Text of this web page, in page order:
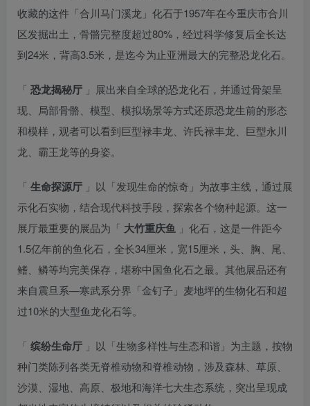
收藏的这件「合川马门溪龙」化石于1957年在今重庆市合川
区发掘出土，骨骼完整度超过80%，经过科学修复后全长达
到24米，背高3.5米，是迄今为止亚洲最大的完整恐龙化石。
「 恐龙揭秘厅 」展出来自全球的恐龙化石，并通过骨架呈
现、局部骨骼、模型、模拟场景等方式还原恐龙生前的形态
和模样，观者可以看到巨型禄丰龙、许氏禄丰龙、巨型永川
龙、霸王龙等的身姿。
「 生命探源厅 」以「发现生命的惊奇」为故事主线，通过展
示化石实物，结合现代科技手段，探索各个物种起源。这一
展厅最重要的展品为「 大竹重庆鱼 」化石，这是一件距今
1.5亿年前的鱼化石，全长34厘米，宽15厘米，头、胸、尾、
鳍、鳞等均完美保存，堪称中国鱼化石之最。其他展品还有
来自震旦系—寒武系分界「金钉子」麦地坪的生物化石和超
过10米的大型鱼龙化石等。
「 缤纷生命厅 」以「生物多样性与生态和谐」为主题，按物
种门类陈列各类无脊椎动物和脊椎动物，涉及森林、草原、
沙漠、湿地、高原、极地和海洋七大生态系统，突出呈现成